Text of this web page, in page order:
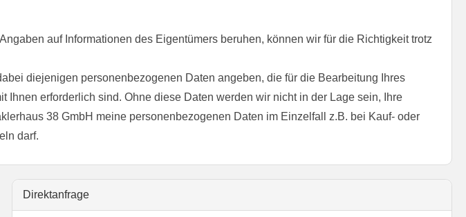
auf Informationen des Eigentümers beruhen, können wir für die Richtigkeit trotz
diejenigen personenbezogenen Daten angeben, die für die Bearbeitung Ihres
erforderlich sind. Ohne diese Daten werden wir nicht in der Lage sein, Ihre
38 GmbH meine personenbezogenen Daten im Einzelfall z.B. bei Kauf- oder
darf.
Direktanfrage